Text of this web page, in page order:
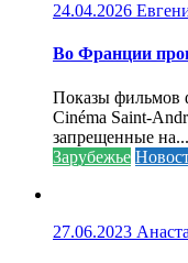
24.04.2026
Во Франции
Показы фильмов
Cinéma Saint-
запрещенные на...
Зарубежье
27.06.2023